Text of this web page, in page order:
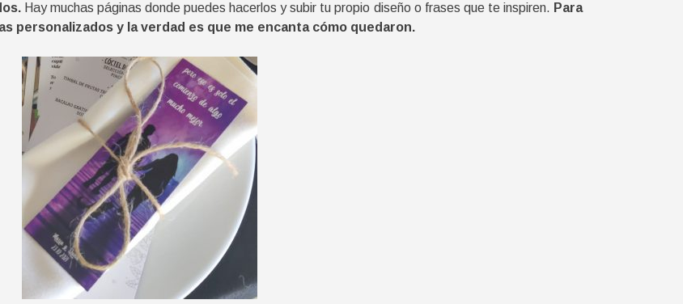
Hay muchas páginas donde puedes hacerlos y subir tu propio diseño o frases que te inspiren. Para
personalizados y la verdad es que me encanta cómo quedaron.